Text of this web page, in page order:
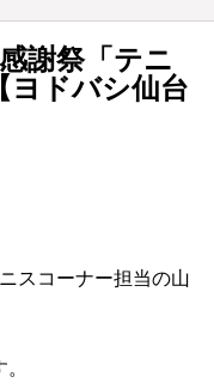
謝祭「テニ
ヨドバシ仙台
スコーナー担当の山